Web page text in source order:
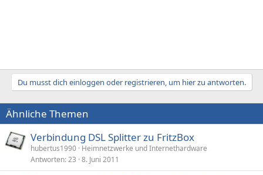
Du musst dich einloggen oder registrieren, um hier zu antworten.
Ähnliche Themen
Verbindung DSL Splitter zu FritzBox
hubertus1990 Heimnetzwerke und Internethardware
Antworten 23 8. Juni 2011